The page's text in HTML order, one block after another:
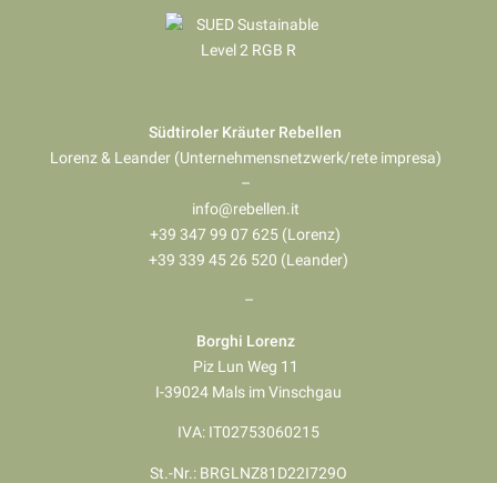
Südtiroler Kräuter Rebellen
Lorenz & Leander (Unternehmensnetzwerk/rete impresa)
–
info@rebellen.it
+39 347 99 07 625 (Lorenz)
+39 339 45 26 520 (Leander)
–
Borghi Lorenz
Piz Lun Weg 11
I-39024 Mals im Vinschgau
IVA: IT02753060215
St.-Nr.: BRGLNZ81D22I729O